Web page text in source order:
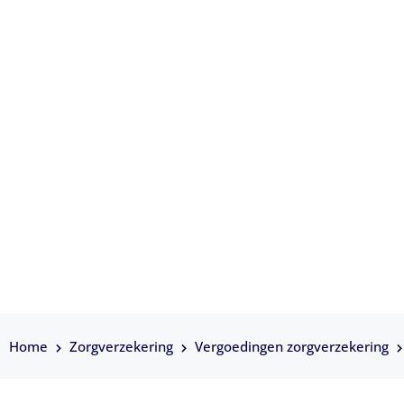
Home Zorgverzekering Vergoedingen zorgverzekering